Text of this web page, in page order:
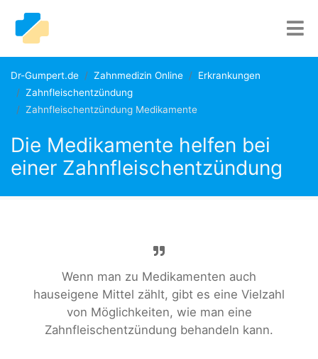
Dr-Gumpert.de Zahnmedizin Online
Erkrankungen
Zahnfleischentzündung
Zahnfleischentzündung Medikamente
Die Medikamente helfen bei
einer Zahnfleischentzündung
Wenn man zu Medikamenten auch
hauseigene Mittel zählt, gibt es eine Vielzahl
von Möglichkeiten, wie man eine
Zahnfleischentzündung behandeln kann.